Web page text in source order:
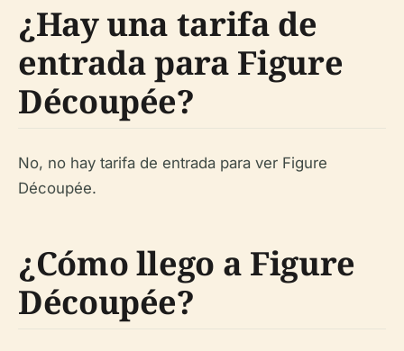
¿Hay una tarifa de
entrada para Figure
Découpée?
No, no hay tarifa de entrada para ver Figure
Découpée.
¿Cómo llego a Figure
Découpée?